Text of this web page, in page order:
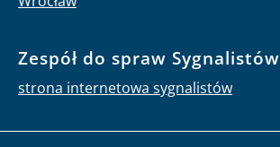
Zespół do spraw Sygnalistów
strona internetowa sygnalistów